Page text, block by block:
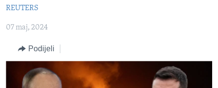
Idi
na
pretraguBOSNA I HERCEGOVINA
SVIJET
NAUKA I TEHNOLOGIJA
SPECIJALNI PROJEKTI
KORUPCIJA
SLOBODA MEDIJA
ŽENSKA STRANA
REUTERS
07 maj, 2024
Podijeli